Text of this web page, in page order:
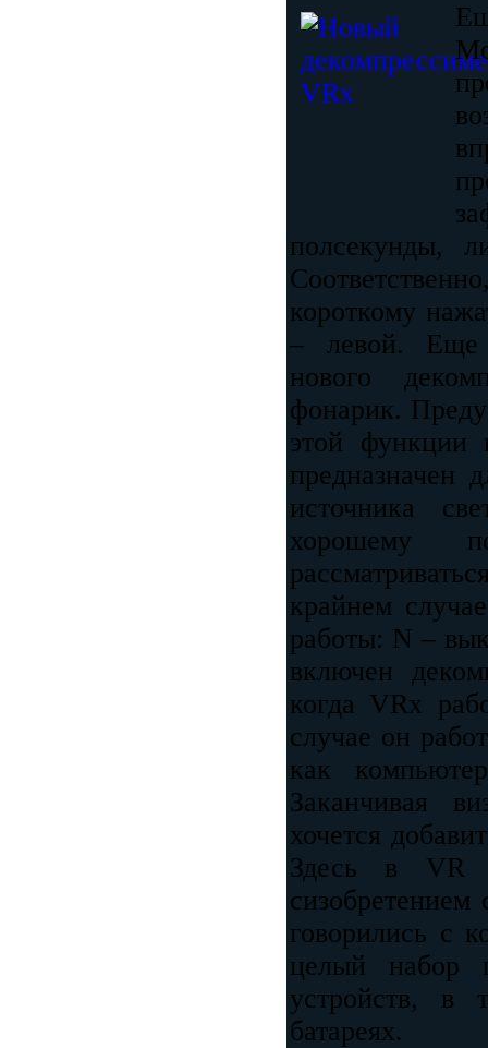
полсекунды,
короткому
– левой. Еще
нового
фонарик.
этой функции
предназначен
источника
хорошему
крайнем
работы: N –
включен
когда VRx
случае он
как
Заканчивая
хочется
Здесь в VR
сизобретением
говорились с
целый набор
устройств, в
батареях.